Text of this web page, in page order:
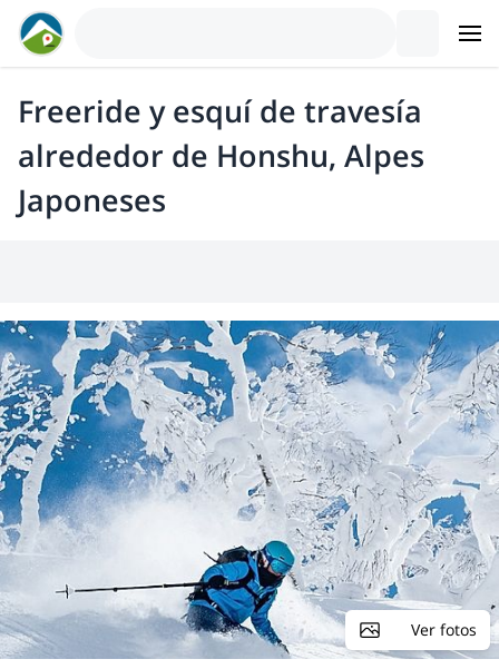
Freeride y esquí de travesía
alrededor de Honshu, Alpes
Japoneses
Ver fotos